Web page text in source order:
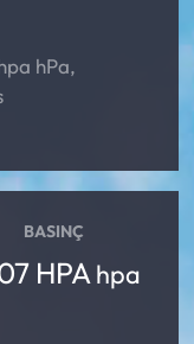
hPa,
BASINÇ
HPA hpa